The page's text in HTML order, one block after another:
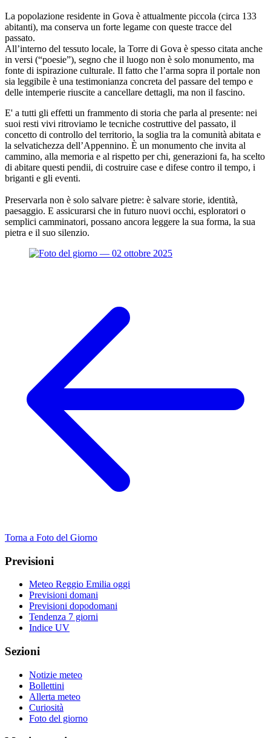
La popolazione residente in Gova è attualmente piccola (circa 133
abitanti), ma conserva un forte legame con queste tracce del
passato.
All’interno del tessuto locale, la Torre di Gova è spesso citata anche
in versi (“poesie”), segno che il luogo non è solo monumento, ma
fonte di ispirazione culturale. Il fatto che l’arma sopra il portale non
sia leggibile è una testimonianza concreta del passare del tempo e
delle intemperie riuscite a cancellare dettagli, ma non il fascino.
E' a tutti gli effetti un frammento di storia che parla al presente: nei
suoi resti vivi ritroviamo le tecniche costruttive del passato, il
concetto di controllo del territorio, la soglia tra la comunità abitata e
la selvatichezza dell’Appennino. È un monumento che invita al
cammino, alla memoria e al rispetto per chi, generazioni fa, ha scelto
di abitare questi pendii, di costruire case e difese contro il tempo, i
briganti e gli eventi.
Preservarla non è solo salvare pietre: è salvare storie, identità,
paesaggio. E assicurarsi che in futuro nuovi occhi, esploratori o
semplici camminatori, possano ancora leggere la sua forma, la sua
pietra e il suo silenzio.
Torna a Foto del Giorno
Previsioni
Meteo Reggio Emilia oggi
Previsioni domani
Previsioni dopodomani
Tendenza 7 giorni
Indice UV
Sezioni
Notizie meteo
Bollettini
Allerta meteo
Curiosità
Foto del giorno